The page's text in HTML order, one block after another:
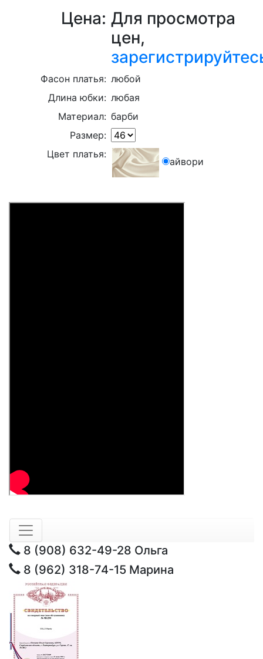
Цена: Для просмотра
цен,
Фасон платья: любой
Длина юбки: любая
Материал: барби
Размер:
Цвет платья:
айвори
8 (908) 632-49-28 Ольга
8 (962) 318-74-15 Марина